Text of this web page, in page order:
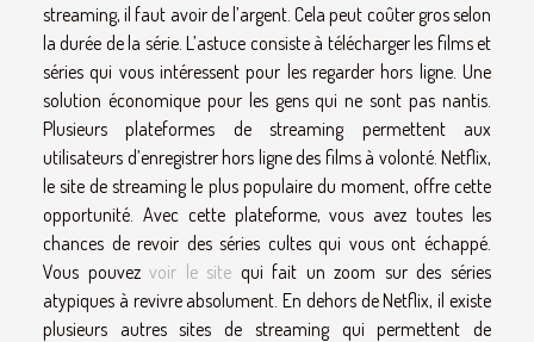
streaming, il faut avoir de l’argent. Cela peut coûter gros selon
la durée de la série. L’astuce consiste à télécharger les films et
séries qui vous intéressent pour les regarder hors ligne. Une
solution économique pour les gens qui ne sont pas nantis.
Plusieurs plateformes de streaming permettent aux
utilisateurs d’enregistrer hors ligne des films à volonté. Netflix,
le site de streaming le plus populaire du moment, offre cette
opportunité. Avec cette plateforme, vous avez toutes les
chances de revoir des séries cultes qui vous ont échappé.
Vous pouvezvoir le site qui fait un zoom sur des séries
atypiques à revivre absolument. En dehors de Netflix, il existe
plusieurs autres sites de streaming qui permettent de